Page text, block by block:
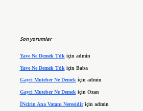
Son yorumlar
Yave Ne Demek Tdk için admin
Yave Ne Demek Tdk için Baba
Gayri Muteber Ne Demekiçin admin
Gayri Muteber Ne Demek için Ozan
İNcirin Ana Vatanı Neresidiriçin admin